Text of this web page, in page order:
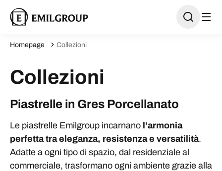
Homepage Collezioni
Collezioni
Piastrelle in Gres Porcellanato
Le piastrelle Emilgroup incarnano l'armonia
perfetta tra eleganza, resistenza e versatilità.
Adatte a ogni tipo di spazio, dal residenziale al
commerciale, trasformano ogni ambiente grazie alla